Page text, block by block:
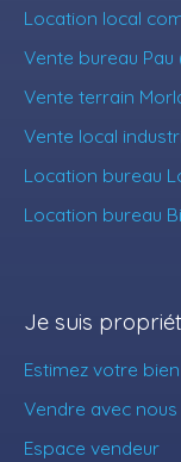
Location local
Vente bureau
Vente terrain
Vente local
Location bureau
Location bureau
Je suis
Estimez votre bien
Vendre avec nous
Espace vendeur